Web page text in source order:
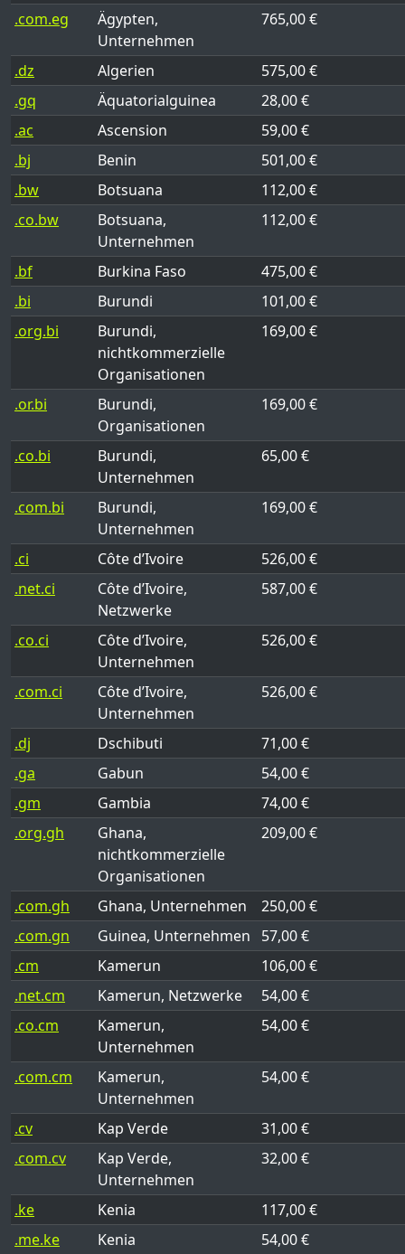
.com.eg
Ägypten,
Unternehmen
765,00 €
.dz Algerien
575,00 €
.gq
Äquatorialguinea
28,00 €
.ac
Ascension
59,00 €
.bj
Benin
501,00 €
.bw
Botsuana
112,00 €
.co.bw
Botsuana,
Unternehmen
112,00 €
.bf Burkina Faso
475,00 €
.bi
Burundi
101,00 €
.org.bi
Burundi,
nichtkommerzielle
Organisationen
169,00 €
.or.bi
Burundi,
Organisationen
169,00 €
.co.bi
Burundi,
Unternehmen
65,00 €
.com.bi
Burundi,
Unternehmen
169,00 €
.ci Côte d’Ivoire
526,00 €
.net.ci
Côte d’Ivoire,
Netzwerke
587,00 €
.co.ci
Côte d’Ivoire,
Unternehmen
526,00 €
.com.ci
Côte d’Ivoire,
Unternehmen
526,00 €
.dj Dschibuti
71,00 €
.ga
Gabun
54,00 €
.gm
Gambia
74,00 €
.org.gh
Ghana,
nichtkommerzielle
Organisationen
209,00 €
.com.gh Ghana, Unternehmen
250,00 €
.com.gn
Guinea, Unternehmen
57,00 €
.cm
Kamerun
106,00 €
.net.cm
Kamerun, Netzwerke
54,00 €
.co.cm
Kamerun,
Unternehmen
54,00 €
.com.cm
Kamerun,
Unternehmen
54,00 €
.cv Kap Verde
31,00 €
.com.cv
Kap Verde,
Unternehmen
32,00 €
.ke Kenia
117,00 €
.me.ke
Kenia 54,00 €